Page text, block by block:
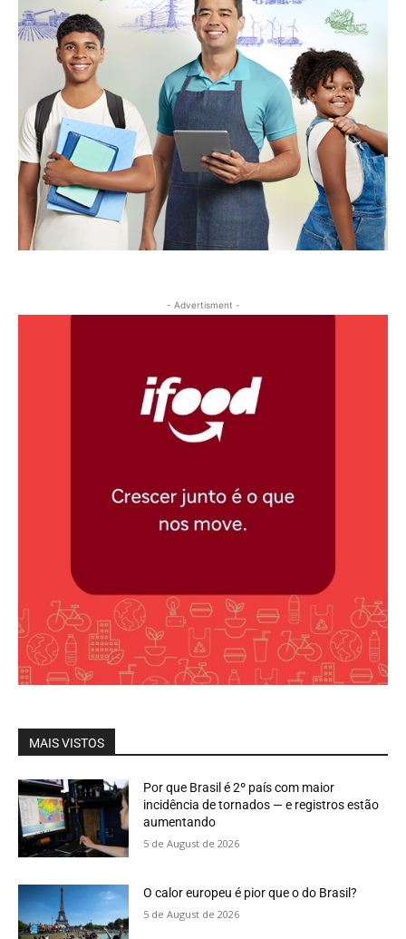
- Advertisment -
MAIS VISTOS
Por que Brasil é 2º país com maior
incidência de tornados — e registros estão
aumentando
5 de August de 2026
O calor europeu é pior que o do Brasil?
5 de August de 2026